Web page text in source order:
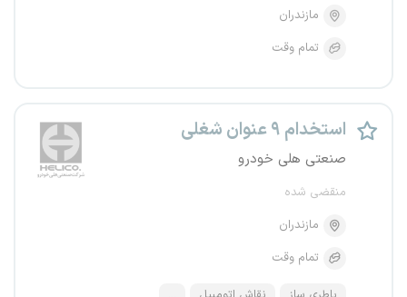
مازندران
تمام وقت
استخدام ۹ عنوان شغلی
صنعتی هلی خودرو
منقضی شده
مازندران
تمام وقت